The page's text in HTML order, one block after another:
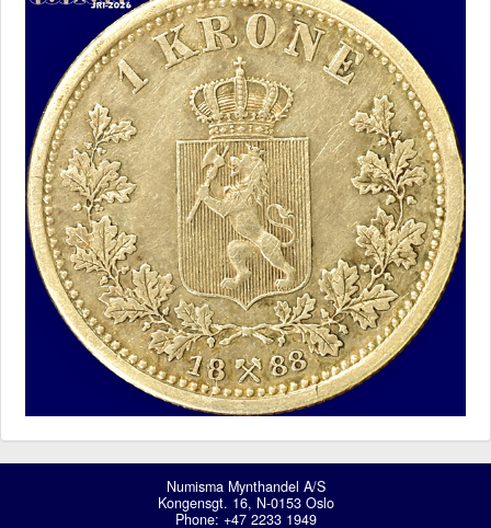
Numisma Mynthandel A/S
Kongensgt. 16, N-0153 Oslo
Phone: +47 2233 1949